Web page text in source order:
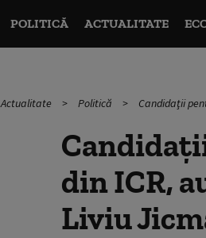
POLITICĂ ACTUALITATE
Actualitate Politică Candidaţii
din ICR,
Liviu